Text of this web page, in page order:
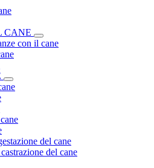
CANE
con il cane
del cane
del cane